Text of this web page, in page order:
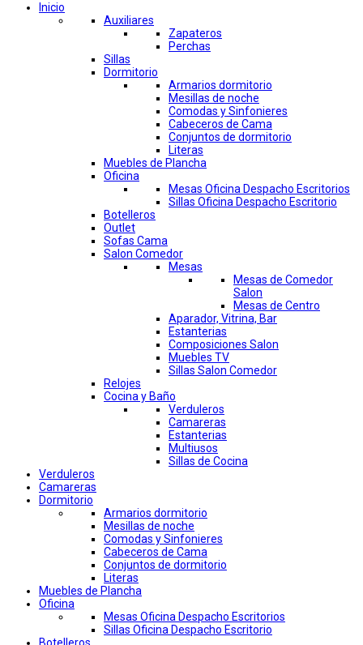
Inicio
Auxiliares
Zapateros
Perchas
Sillas
Dormitorio
Armarios dormitorio
Mesillas de noche
Comodas y Sinfonieres
Cabeceros de Cama
Conjuntos de dormitorio
Literas
Muebles de Plancha
Oficina
Mesas Oficina Despacho Escritorios
Sillas Oficina Despacho Escritorio
Botelleros
Outlet
Sofas Cama
Salon Comedor
Mesas
Mesas de Comedor
Salon
Mesas de Centro
Aparador, Vitrina, Bar
Estanterias
Composiciones Salon
Muebles TV
Sillas Salon Comedor
Relojes
Cocina y Baño
Verduleros
Camareras
Estanterias
Multiusos
Sillas de Cocina
Verduleros
Camareras
Dormitorio
Armarios dormitorio
Mesillas de noche
Comodas y Sinfonieres
Cabeceros de Cama
Conjuntos de dormitorio
Literas
Muebles de Plancha
Oficina
Mesas Oficina Despacho Escritorios
Sillas Oficina Despacho Escritorio